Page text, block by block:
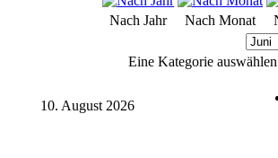
Nach Jahr Nach Monat
Eine Kategorie
10. August 2026